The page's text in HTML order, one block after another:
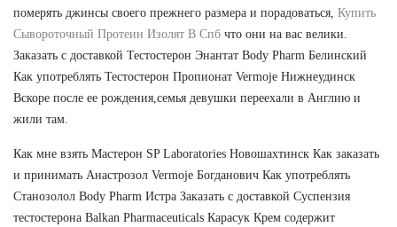
померять джинсы своего прежнего размера и порадоваться, Купить
Сывороточный Протеин Изолят В Спб что они на вас велики.
Заказать с доставкой Тестостерон Энантат Body Pharm Белинский
Как употреблять Тестостерон Пропионат Vermoje Нижнеудинск
Вскоре после ее рождения,семья девушки переехали в Англию и
жили там.
Как мне взять Мастерон SP Laboratories Новошахтинск Как заказать
и принимать Анастрозол Vermoje Богданович Как употреблять
Станозолол Body Pharm Истра Заказать с доставкой Суспензия
тестостерона Balkan Pharmaceuticals Карасук Крем содержит